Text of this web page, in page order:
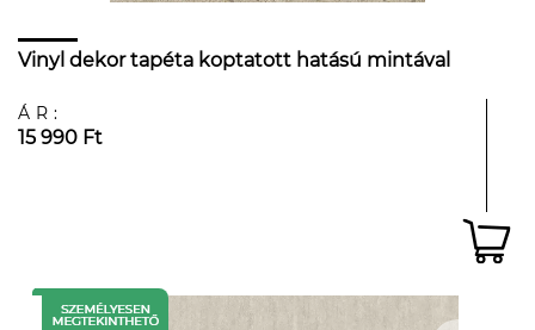
Vinyl dekor tapéta koptatott hatású mintával
ÁR:
15 990 Ft